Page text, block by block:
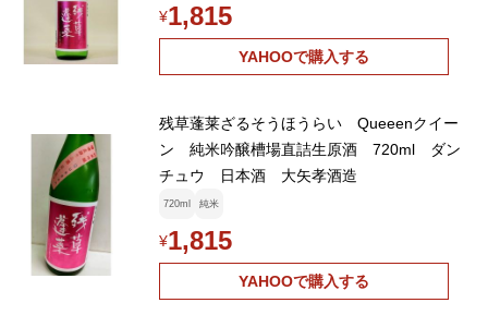
¥1,815
YAHOOで購入する
残草蓬莱ざるそうほうらい Queeenクイー
ン 純米吟醸槽場直詰生原酒 720ml ダン
チュウ 日本酒 大矢孝酒造
720ml 純米
¥1,815
YAHOOで購入する